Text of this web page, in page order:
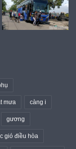
mưa càng i
gương
gió điều hòa